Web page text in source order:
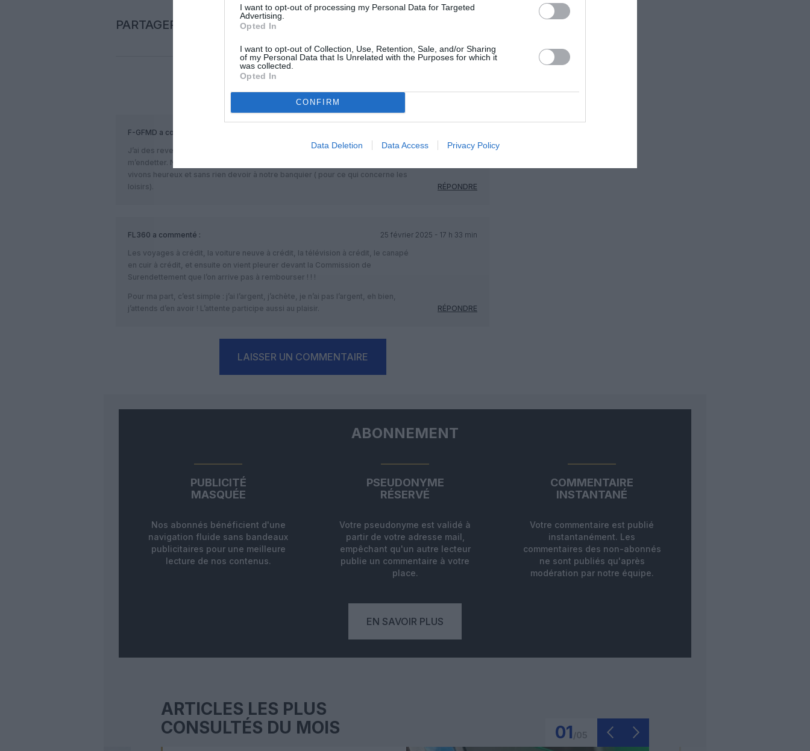
I want to opt-out of processing my Personal Data for Targeted
Advertising.
Opted In
I want to opt-out of Collection, Use, Retention, Sale, and/or Sharing
of my Personal Data that Is Unrelated with the Purposes for which it
was collected.
Opted In
CONFIRM
Data Deletion Data Access Privacy Policy
PARTAGER L'ARTICLE
FacebookTwitterPinterestLinkedInEmail Print
COMMENTAIRE(S)
F-GFMD a commenté :
J’ai des revenus modestes. J’ organise mes vacances avec ma famille sans
m’endetter. Nous allons voir des marmottes et des chamois en Vanoise. Nous
vivons heureux et sans rien devoir à notre banquier ( pour ce qui concerne les
loisirs).
RÉPONDRE
FL360 a commenté :
25 février 2025 - 17 h 33 min
Les voyages à crédit, la voiture neuve à crédit, la télévision à crédit, le canapé
en cuir à crédit, et ensuite on vient pleurer devant la Commission de
Surendettement que l’on arrive pas à rembourser ! ! !
Pour ma part, c’est simple : j’ai l’argent, j’achète, je n’ai pas l’argent, eh bien,
j’attends d’en avoir ! L’attente participe aussi au plaisir.
RÉPONDRE
LAISSER UN COMMENTAIRE
ABONNEMENT
PUBLICITÉ
MASQUÉE
Nos abonnés bénéficient d'une
navigation fluide sans bandeaux
publicitaires pour une meilleure
lecture de nos contenus.
PSEUDONYME
RÉSERVÉ
Votre pseudonyme est validé à
partir de votre adresse mail,
empêchant qu'un autre lecteur
publie un commentaire à votre
place.
COMMENTAIRE
INSTANTANÉ
Votre commentaire est publié
instantanément. Les
commentaires des non-abonnés
ne sont publiés qu'après
modération par notre équipe.
EN SAVOIR PLUS
ARTICLES LES PLUS
CONSULTÉS DU MOIS
01